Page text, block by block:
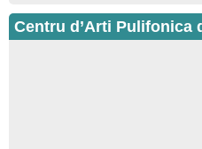
Centru d’Arti Pulifonica